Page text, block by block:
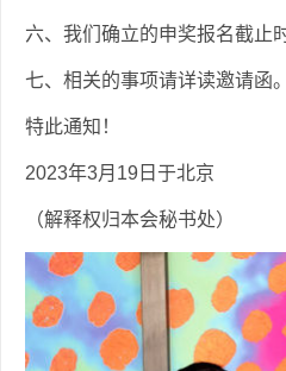
六、我们确立的申奖报名截止
七、相关的事项请详读邀请函。
特此通知！
2023年3月19日于北京
（解释权归本会秘书处）